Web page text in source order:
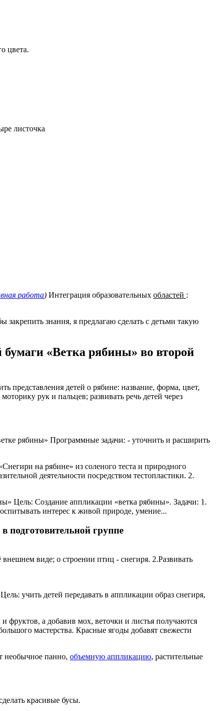
цвета.
листочка
работа) Интеграция образовательных областей :
знания, я предлагаю сделать с детьми такую
«Ветка рябины» во второй
детей о рябине: название, форма, цвет,
рук и пальцев; развивать речь детей через
рябины» Программные задачи: - уточнить и расширить
на рябине» из соленого теста и природного
деятельности посредством тестопластики. 2.
Цель: Создание аппликации «ветка рябины». Задачи: 1.
интерес к живой природе, умение...
подготовительной группе
виде; о строении птиц - снегиря. 2.Развивать
учить детей передавать в аппликации образ снегиря,
фруктов, а добавив мох, веточки и листья получаются
мастерства. Красные ягоды добавят свежести
необычное панно, объемную аппликацию, растительные
красивые бусы.